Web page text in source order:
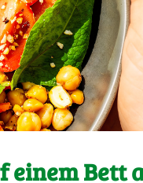
einem Bett